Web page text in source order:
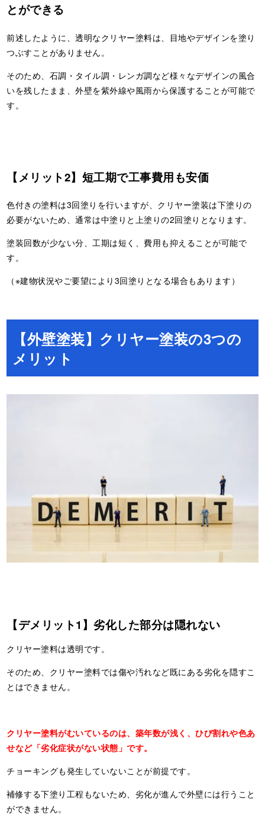
とができる
前述したように、透明なクリヤー塗料は、目地やデザインを塗り
つぶすことがありません。
そのため、石調・タイル調・レンガ調など様々なデザインの風合
いを残したまま、外壁を紫外線や風雨から保護することが可能で
す。
【メリット2】短工期で工事費用も安価
色付きの塗料は3回塗りを行いますが、クリヤー塗装は下塗りの
必要がないため、通常は中塗りと上塗りの2回塗りとなります。
塗装回数が少ない分、工期は短く、費用も抑えることが可能で
す。
（※建物状況やご要望により3回塗りとなる場合もあります）
【外壁塗装】クリヤー塗装の3つの
メリット
【デメリット1】劣化した部分は隠れない
クリヤー塗料は透明です。
そのため、クリヤー塗料では傷や汚れなど既にある劣化を隠すこ
とはできません。
クリヤー塗料がむいているのは、築年数が浅く、ひび割れや色あ
せなど「劣化症状がない状態」です。
チョーキングも発生していないことが前提です。
補修する下塗り工程もないため、劣化が進んで外壁には行うこと
ができません。